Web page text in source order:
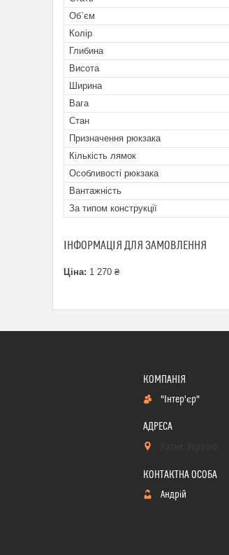
Об`єм
Колір
Глибина
Висота
Ширина
Вага
Стан
Призначення рюкзака
Кількість лямок
Особливості рюкзака
Вантажність
За типом конструкції
ІНФОРМАЦІЯ ДЛЯ ЗАМОВЛЕННЯ
Ціна: 1 270 ₴
"Інтер'єр"
Андрій